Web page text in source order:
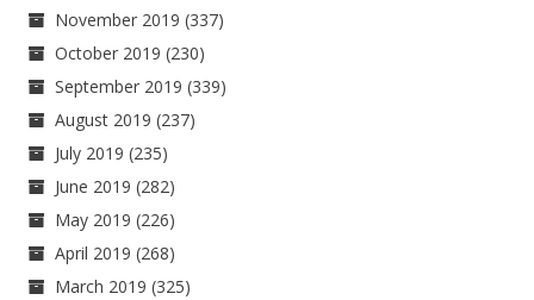
November 2019 (337)
October 2019 (230)
September 2019 (339)
August 2019 (237)
July 2019 (235)
June 2019 (282)
May 2019 (226)
April 2019 (268)
March 2019 (325)